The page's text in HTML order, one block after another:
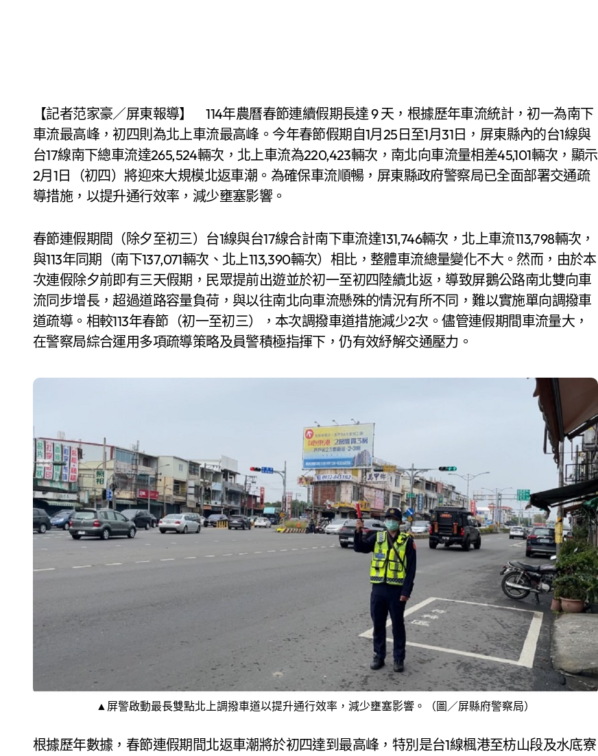
【記者范家豪／屏東報導】 114年農曆春節連續假期長達 9 天，根據歷年車流統計，初一為南下
車流最高峰，初四則為北上車流最高峰。今年春節假期自1月25日至1月31日，屏東縣內的台1線與
台17線南下總車流達265,524輛次，北上車流為220,423輛次，南北向車流量相差45,101輛次，顯示
2月1日（初四）將迎來大規模北返車潮。為確保車流順暢，屏東縣政府警察局已全面部署交通疏
導措施，以提升通行效率，減少壅塞影響。
春節連假期間（除夕至初三）台1線與台17線合計南下車流達131,746輛次，北上車流113,798輛次，
與113年同期（南下137,071輛次、北上113,390輛次）相比，整體車流總量變化不大。然而，由於本
次連假除夕前即有三天假期，民眾提前出遊並於初一至初四陸續北返，導致屏鵝公路南北雙向車
流同步增長，超過道路容量負荷，與以往南北向車流懸殊的情況有所不同，難以實施單向調撥車
道疏導。相較113年春節（初一至初三），本次調撥車道措施減少2次。儘管連假期間車流量大，
在警察局綜合運用多項疏導策略及員警積極指揮下，仍有效紓解交通壓力。
▲屏警啟動最長雙點北上調撥車道以提升通行效率，減少壅塞影響。（圖／屏縣府警察局）
根據歷年數據，春節連假期間北返車潮將於初四達到最高峰，特別是台1線楓港至枋山段及水底寮